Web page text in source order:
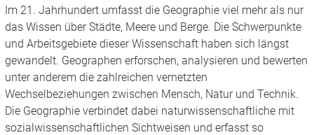
Im 21. Jahrhundert umfasst die Geographie viel mehr als nur
das Wissen über Städte, Meere und Berge. Die Schwerpunkte
und Arbeitsgebiete dieser Wissenschaft haben sich längst
gewandelt. Geographen erforschen, analysieren und bewerten
unter anderem die zahlreichen vernetzten
Wechselbeziehungen zwischen Mensch, Natur und Technik.
Die Geographie verbindet dabei naturwissenschaftliche mit
sozialwissenschaftlichen Sichtweisen und erfasst so